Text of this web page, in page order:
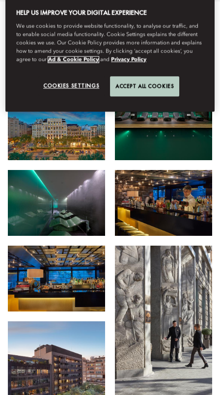
Tot Hotel Benestar Restaurants Estada
Veure
HELP US IMPROVE YOUR DIGITAL EXPERIENCE
We use cookies to provide website functionality, to analyse our traffic, and
to enable social media functionality. Cookie Settings explains the different
cookies we use. Our Cookie Policy provides more information and explains
how to amend your cookie settings. By clicking ‘accept all cookies’, you
agree to ourAd & Cookie Policy and Privacy Policy
COOKIES SETTINGS ACCEPT ALL COOKIES